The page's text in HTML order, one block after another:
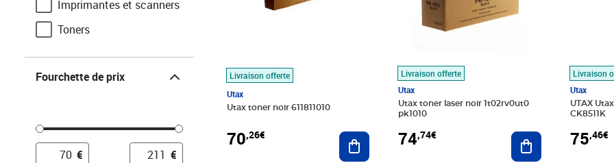
Imprimantes et scanners
Toners
Fourchette de prix
€ €
Livraison offerte
Utax
Utax toner noir 611811010
70,26€ Ajouter au panier
Livraison offerte
Utax
Utax toner laser noir 1t02rv0ut0
pk1010
74,74€ Ajouter au panier
Livraison
Utax
UTAX
CK8511K
75,46€